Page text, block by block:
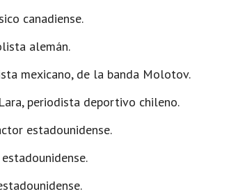
canadiense.
alemán.
mexicano, de la banda Molotov.
periodista deportivo chileno.
estadounidense.